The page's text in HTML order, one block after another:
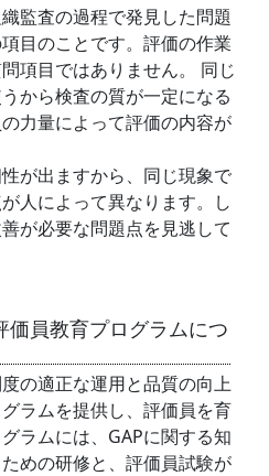
監査の過程で発見した問題
目のことです。評価の作業
項目ではありません。 同じ
から検査の質が一定になる
力量によって評価の内容が
が出ますから、同じ現象で
人によって異なります。し
が必要な問題点を見逃して
価員教育プログラムにつ
の適正な運用と品質の向上
ラムを提供し、評価員を育
ラムには、GAPに関する知
めの研修と、評価員試験が